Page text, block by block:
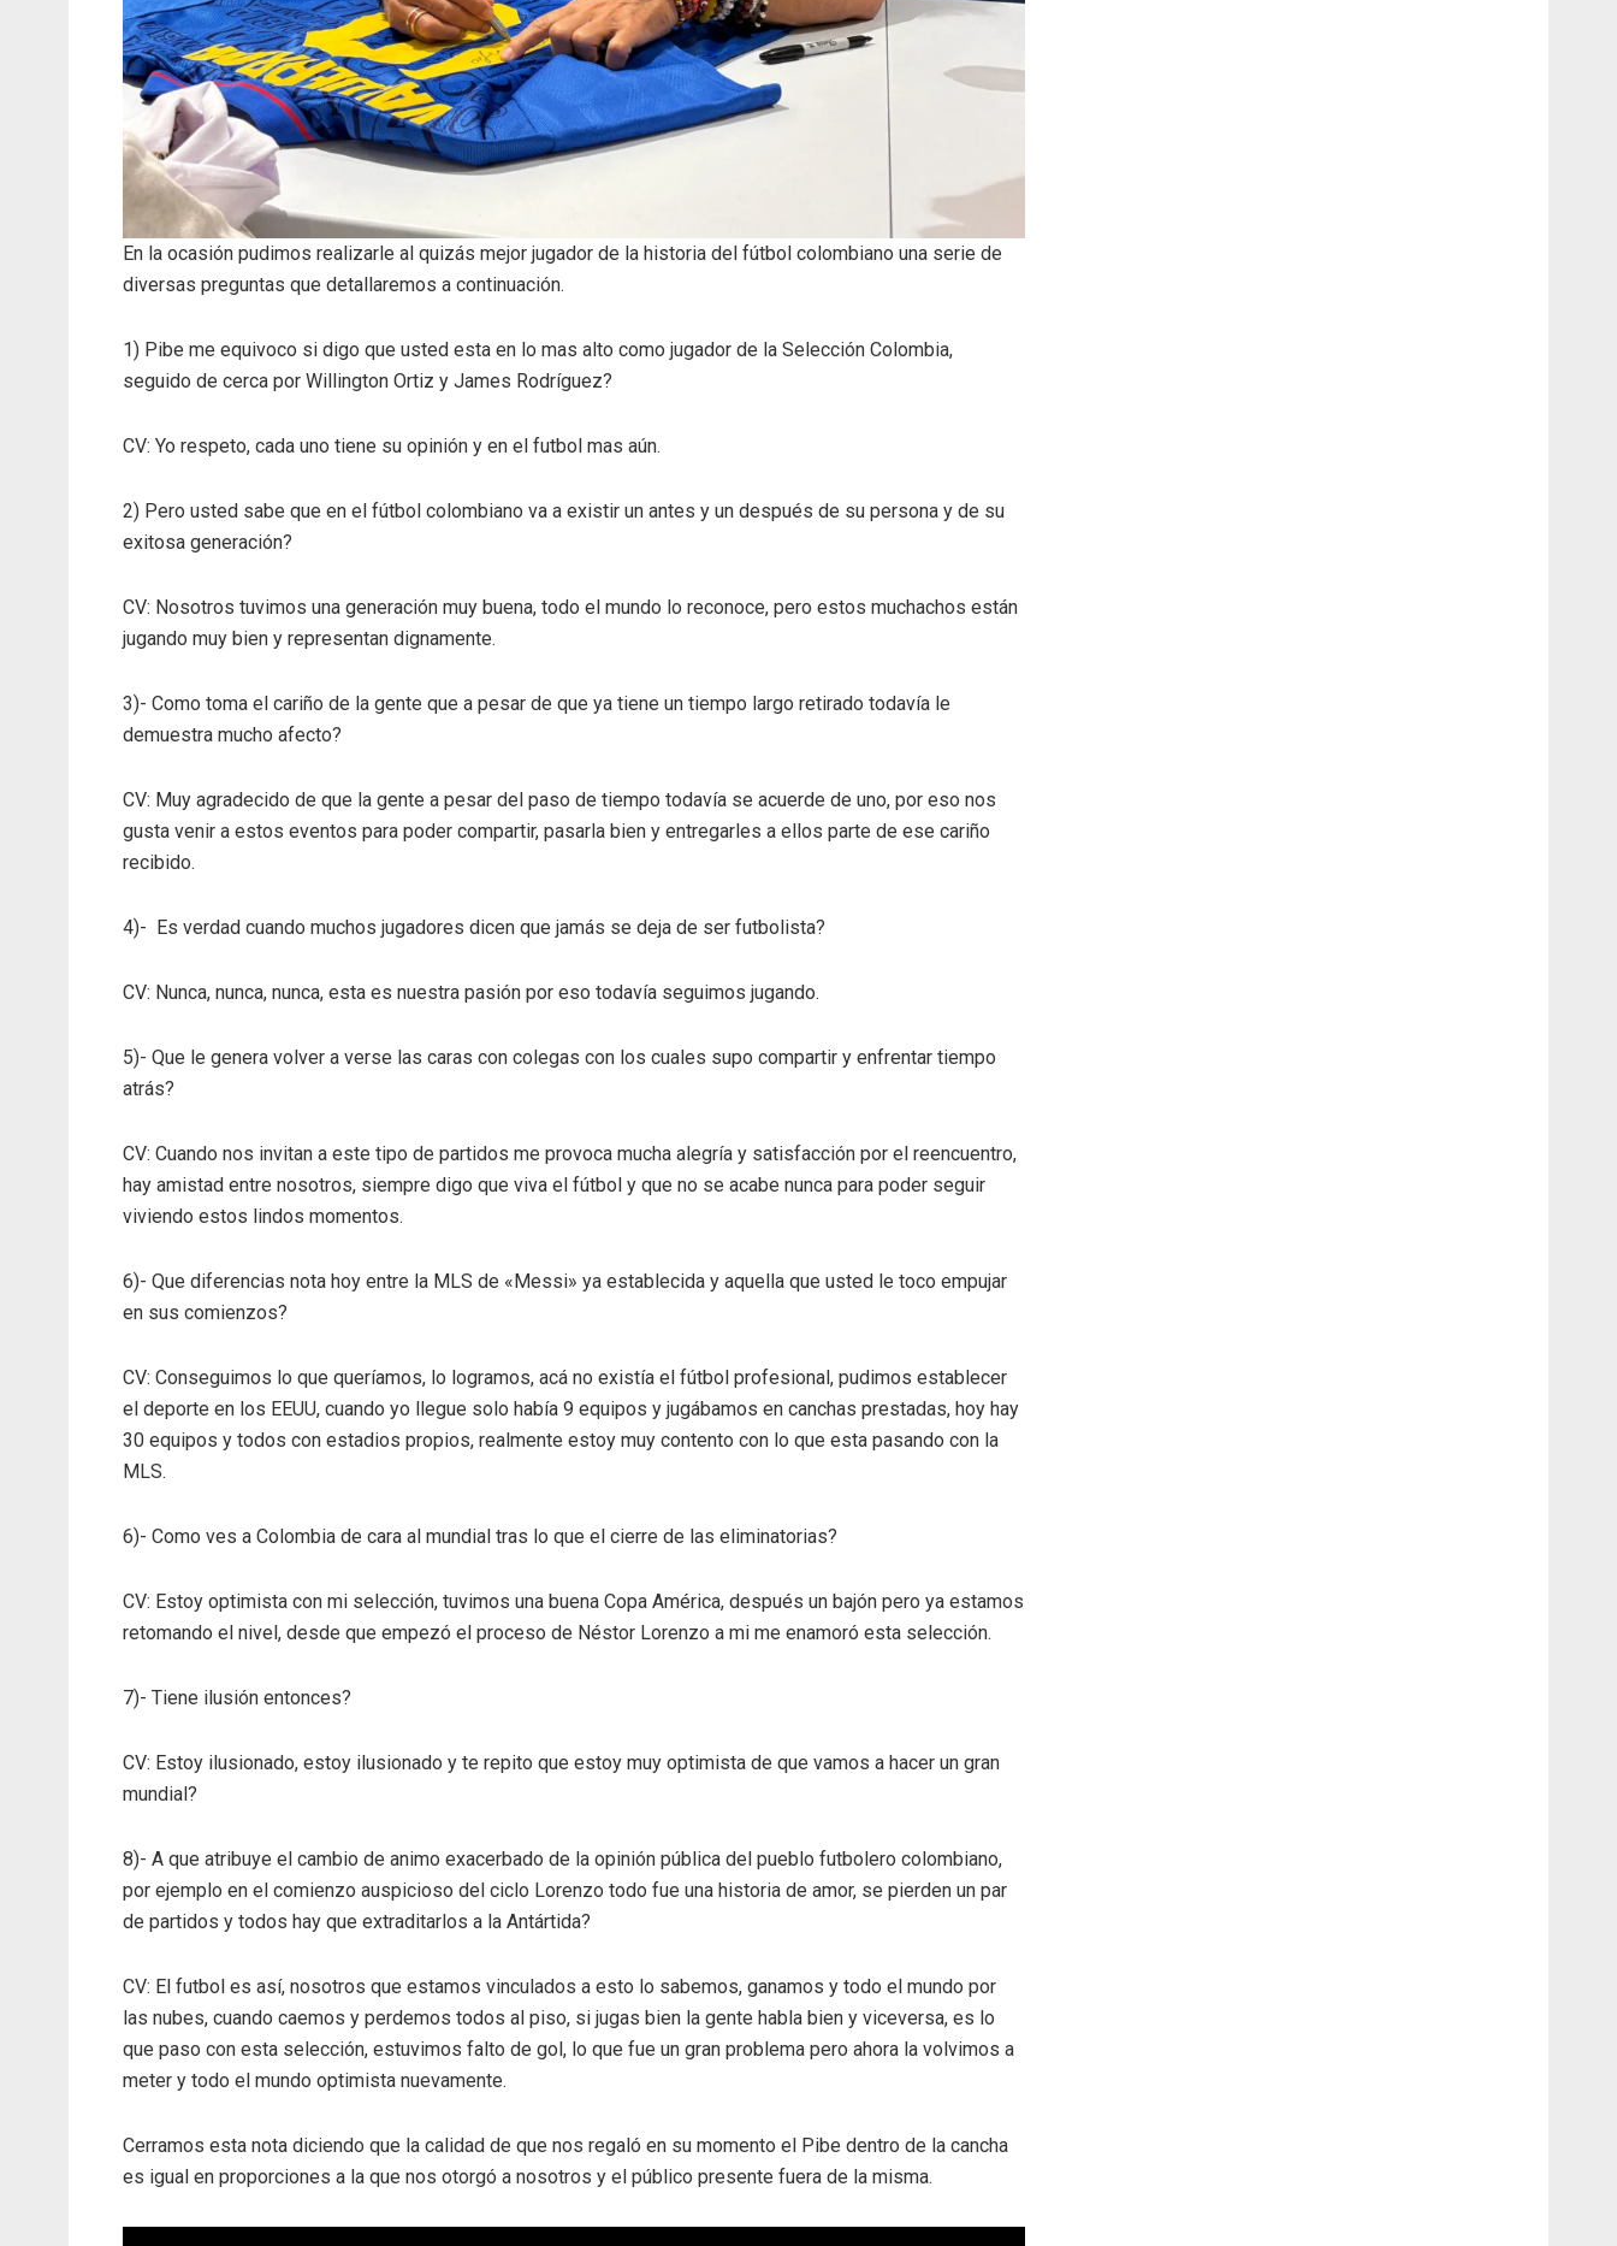
En la ocasión pudimos realizarle al quizás mejor jugador de la historia del fútbol colombiano una serie de
diversas preguntas que detallaremos a continuación.
1) Pibe me equivoco si digo que usted esta en lo mas alto como jugador de la Selección Colombia,
seguido de cerca por Willington Ortiz y James Rodríguez?
CV: Yo respeto, cada uno tiene su opinión y en el futbol mas aún.
2) Pero usted sabe que en el fútbol colombiano va a existir un antes y un después de su persona y de su
exitosa generación?
CV: Nosotros tuvimos una generación muy buena, todo el mundo lo reconoce, pero estos muchachos están
jugando muy bien y representan dignamente.
3)- Como toma el cariño de la gente que a pesar de que ya tiene un tiempo largo retirado todavía le
demuestra mucho afecto?
CV: Muy agradecido de que la gente a pesar del paso de tiempo todavía se acuerde de uno, por eso nos
gusta venir a estos eventos para poder compartir, pasarla bien y entregarles a ellos parte de ese cariño
recibido.
4)- Es verdad cuando muchos jugadores dicen que jamás se deja de ser futbolista?
CV: Nunca, nunca, nunca, esta es nuestra pasión por eso todavía seguimos jugando.
5)- Que le genera volver a verse las caras con colegas con los cuales supo compartir y enfrentar tiempo
atrás?
CV: Cuando nos invitan a este tipo de partidos me provoca mucha alegría y satisfacción por el reencuentro,
hay amistad entre nosotros, siempre digo que viva el fútbol y que no se acabe nunca para poder seguir
viviendo estos lindos momentos.
6)- Que diferencias nota hoy entre la MLS de «Messi» ya establecida y aquella que usted le toco empujar
en sus comienzos?
CV: Conseguimos lo que queríamos, lo logramos, acá no existía el fútbol profesional, pudimos establecer
el deporte en los EEUU, cuando yo llegue solo había 9 equipos y jugábamos en canchas prestadas, hoy hay
30 equipos y todos con estadios propios, realmente estoy muy contento con lo que esta pasando con la
MLS.
6)- Como ves a Colombia de cara al mundial tras lo que el cierre de las eliminatorias?
CV: Estoy optimista con mi selección, tuvimos una buena Copa América, después un bajón pero ya estamos
retomando el nivel, desde que empezó el proceso de Néstor Lorenzo a mi me enamoró esta selección.
7)- Tiene ilusión entonces?
CV: Estoy ilusionado, estoy ilusionado y te repito que estoy muy optimista de que vamos a hacer un gran
mundial?
8)- A que atribuye el cambio de animo exacerbado de la opinión pública del pueblo futbolero colombiano,
por ejemplo en el comienzo auspicioso del ciclo Lorenzo todo fue una historia de amor, se pierden un par
de partidos y todos hay que extraditarlos a la Antártida?
CV: El futbol es así, nosotros que estamos vinculados a esto lo sabemos, ganamos y todo el mundo por
las nubes, cuando caemos y perdemos todos al piso, si jugas bien la gente habla bien y viceversa, es lo
que paso con esta selección, estuvimos falto de gol, lo que fue un gran problema pero ahora la volvimos a
meter y todo el mundo optimista nuevamente.
Cerramos esta nota diciendo que la calidad de que nos regaló en su momento el Pibe dentro de la cancha
es igual en proporciones a la que nos otorgó a nosotros y el público presente fuera de la misma.